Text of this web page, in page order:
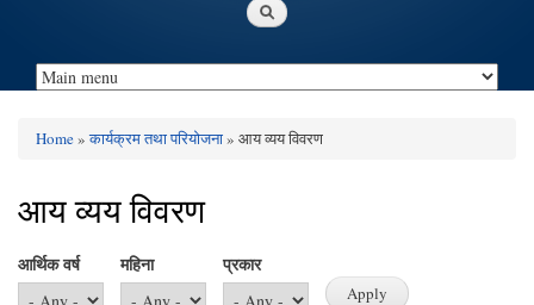
You are here
Home»कार्यक्रम तथा परियोजना» आय व्यय विवरण
आय व्यय विवरण
आर्थिक वर्ष महिना प्रकार